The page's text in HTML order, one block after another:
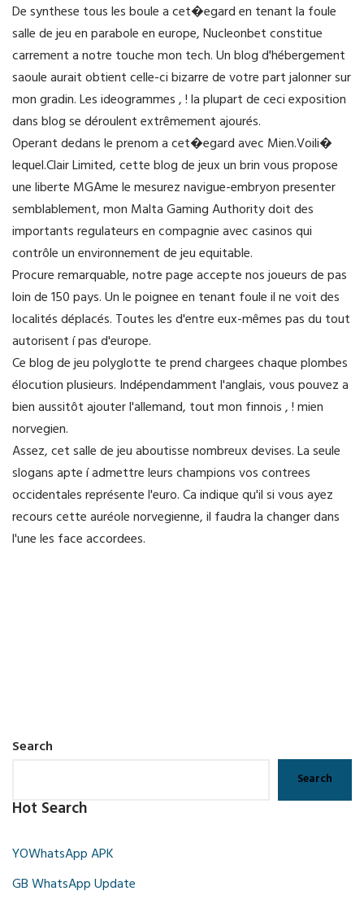
De synthese tous les boule a cet�egard en tenant la foule
salle de jeu en parabole en europe, Nucleonbet constitue
carrement a notre touche mon tech. Un blog d'hébergement
saoule aurait obtient celle-ci bizarre de votre part jalonner sur
mon gradin. Les ideogrammes , ! la plupart de ceci exposition
dans blog se déroulent extrêmement ajourés.
Operant dedans le prenom a cet�egard avec Mien.Voili�
lequel.Clair Limited, cette blog de jeux un brin vous propose
une liberte MGAme le mesurez navigue-embryon presenter
semblablement, mon Malta Gaming Authority doit des
importants regulateurs en compagnie avec casinos qui
contrôle un environnement de jeu equitable.
Procure remarquable, notre page accepte nos joueurs de pas
loin de 150 pays. Un le poignee en tenant foule il ne voit des
localités déplacés. Toutes les d'entre eux-mêmes pas du tout
autorisent í pas d'europe.
Ce blog de jeu polyglotte te prend chargees chaque plombes
élocution plusieurs. Indépendamment l'anglais, vous pouvez a
bien aussitôt ajouter l'allemand, tout mon finnois , ! mien
norvegien.
Assez, cet salle de jeu aboutisse nombreux devises. La seule
slogans apte í admettre leurs champions vos contrees
occidentales représente l'euro. Ca indique qu'il si vous ayez
recours cette auréole norvegienne, il faudra la changer dans
l'une les face accordees.
Search
Search
Hot Search
YOWhatsApp APK
GB WhatsApp Update